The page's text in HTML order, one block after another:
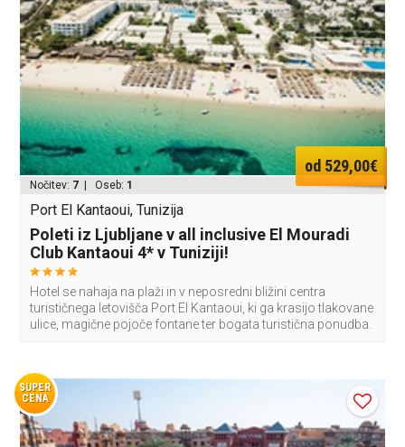
od 529,00€
Nočitev: 7 | Oseb: 1
Port El Kantaoui, Tunizija
Poleti iz Ljubljane v all inclusive El Mouradi
Club Kantaoui 4* v Tuniziji!
Hotel se nahaja na plaži in v neposredni bližini centra
turističnega letovišča Port El Kantaoui, ki ga krasijo tlakovane
ulice, magične pojoče fontane ter bogata turistična ponudba.
SUPER
CENA